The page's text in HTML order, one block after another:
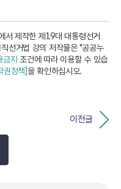
서 제작한 제19대 대통령선거
선거법 강의 저작물은 "공공누
지 조건에 따라 이용할 수 있습
권정책]을 확인하십시오.
이전글